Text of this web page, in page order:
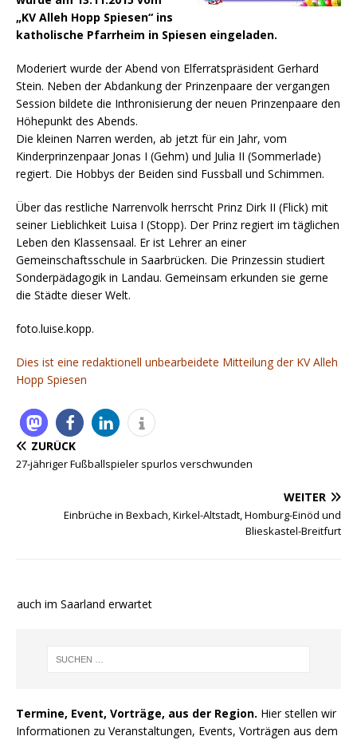
„KV Alleh Hopp Spiesen“ ins
katholische Pfarrheim in Spiesen eingeladen.
Moderiert wurde der Abend von Elferratspräsident Gerhard
Stein. Neben der Abdankung der Prinzenpaare der vergangen
Session bildete die Inthronisierung der neuen Prinzenpaare den
Höhepunkt des Abends.
Die kleinen Narren werden, ab jetzt für ein Jahr, vom
Kinderprinzenpaar Jonas I (Gehm) und Julia II (Sommerlade)
regiert. Die Hobbys der Beiden sind Fussball und Schimmen.
Über das restliche Narrenvolk herrscht Prinz Dirk II (Flick) mit
seiner Lieblichkeit Luisa I (Stopp). Der Prinz regiert im täglichen
Leben den Klassensaal. Er ist Lehrer an einer
Gemeinschaftsschule in Saarbrücken. Die Prinzessin studiert
Sonderpädagogik in Landau. Gemeinsam erkunden sie gerne
die Städte dieser Welt.
foto.luise.kopp.
Dies ist eine redaktionell unbearbeidete Mitteilung der KV Alleh
Hopp Spiesen
ZURÜCK
27-jähriger Fußballspieler spurlos verschwunden
WEITER
Einbrüche in Bexbach, Kirkel-Altstadt, Homburg-Einöd und
Blieskastel-Breitfurt
auch im Saarland erwartet
Termine, Event, Vorträge, aus der Region. Hier stellen wir
Informationen zu Veranstaltungen, Events, Vorträgen aus dem